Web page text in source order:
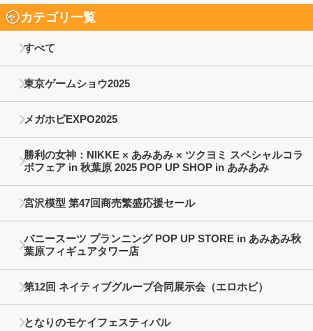
カテゴリ一覧
すべて
東京ゲームショウ2025
メガホビEXPO2025
勝利の女神：NIKKE × あみあみ × ツクヨミ スペシャルコラ
ボフェア in 秋葉原 2025 POP UP SHOP in あみあみ
宮沢模型 第47回商売繁盛応援セール
バニースーツ プランニング POP UP STORE in あみあみ秋
葉原フィギュアタワー店
第12回 ネイティブグループ合同展示会（エロホビ）
となりのモケイフェスティバル